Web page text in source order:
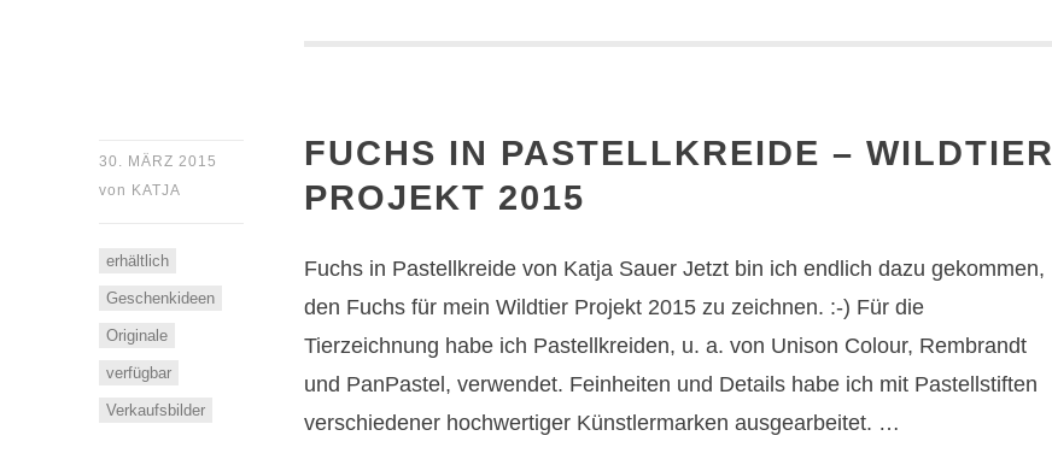
30. MÄRZ 2015
von KATJA
erhältlich
Geschenkideen
Originale
verfügbar
Verkaufsbilder
FUCHS IN PASTELLKREIDE – WILDTIER
PROJEKT 2015
Fuchs in Pastellkreide von Katja Sauer Jetzt bin ich endlich dazu gekommen,
den Fuchs für mein Wildtier Projekt 2015 zu zeichnen. :-) Für die
Tierzeichnung habe ich Pastellkreiden, u. a. von Unison Colour, Rembrandt
und PanPastel, verwendet. Feinheiten und Details habe ich mit Pastellstiften
verschiedener hochwertiger Künstlermarken ausgearbeitet. …